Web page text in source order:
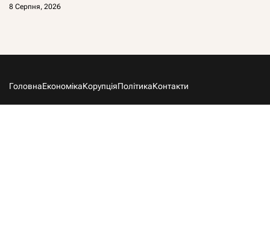
8 Серпня, 2026
ГоловнаЕкономікаКорупціяПолітикаКонтакти